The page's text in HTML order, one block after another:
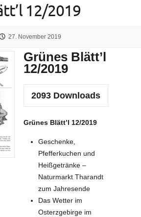
12/2019
27. November 2019
Grünes Blätt’l
12/2019
2093 Downloads
Grünes Blätt’l 12/2019
Geschenke,
Pfefferkuchen und
Heißgetränke –
Naturmarkt Tharandt
zum Jahresende
Das Wetter im
Osterzgebirge im